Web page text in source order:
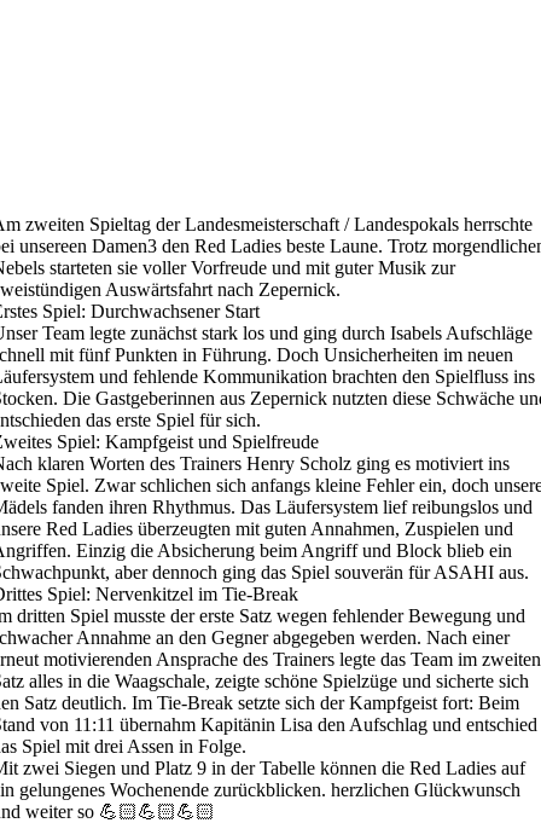
zweiten Spieltag der Landesmeisterschaft / Landespokals herrschte
unsereen Damen3 den Red Ladies beste Laune. Trotz
starteten sie voller Vorfreude und mit guter Musik zur
Auswärtsfahrt nach Zepernick.
Spiel: Durchwachsener Start
Team legte zunächst stark los und ging durch Isabels Aufschläge
mit fünf Punkten in Führung. Doch Unsicherheiten im neuen
und fehlende Kommunikation brachten den Spielfluss ins
Die Gastgeberinnen aus Zepernick nutzten diese Schwäche
das erste Spiel für sich.
Spiel: Kampfgeist und Spielfreude
klaren Worten des Trainers Henry Scholz ging es motiviert ins
Spiel. Zwar schlichen sich anfangs kleine Fehler ein, doch
fanden ihren Rhythmus. Das Läufersystem lief reibungslos und
Red Ladies überzeugten mit guten Annahmen, Zuspielen und
Einzig die Absicherung beim Angriff und Block blieb ein
aber dennoch ging das Spiel souverän für ASAHI aus.
Spiel: Nervenkitzel im Tie-Break
dritten Spiel musste der erste Satz wegen fehlender Bewegung und
Annahme an den Gegner abgegeben werden. Nach einer
motivierenden Ansprache des Trainers legte das Team im zweiten
alles in die Waagschale, zeigte schöne Spielzüge und sicherte sich
Satz deutlich. Im Tie-Break setzte sich der Kampfgeist fort: Beim
von 11:11 übernahm Kapitänin Lisa den Aufschlag und entschied
Spiel mit drei Assen in Folge.
zwei Siegen und Platz 9 in der Tabelle können die Red Ladies auf
gelungenes Wochenende zurückblicken. herzlichen Glückwunsch
weiter so 💪🏻💪🏻💪🏻